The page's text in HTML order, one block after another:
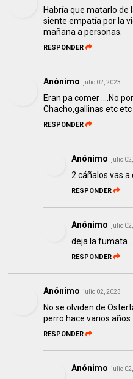
Habría que matarlo de
siente empatía por la
mañana a personas.
RESPONDER
Anónimo julio 02, 2023
Eran pa comer ....No
Chacho,gallinas etc
RESPONDER
Anónimo julio
2 cáñalos vas a
RESPONDER
Anónimo julio
deja la
RESPONDER
Anónimo julio 02, 2023
No se olviden de
perro hace varios años
RESPONDER
Anónimo julio